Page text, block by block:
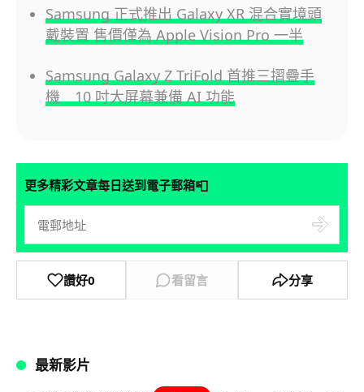
Samsung 正式推出 Galaxy XR 混合實境頭
戴裝置 售價僅為 Apple Vision Pro 一半
Samsung Galaxy Z TriFold 首推三摺疊手
機 10 吋大屏幕兼備 AI 功能
更多精彩文章每日送到電子郵箱📮
讚好0 看留言 分享
最新影片